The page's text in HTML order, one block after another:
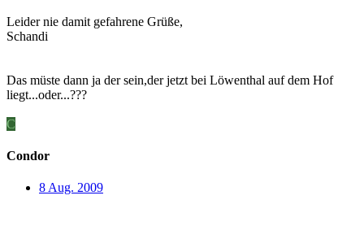
Leider nie damit gefahrene Grüße,
Schandi
Das müste dann ja der sein,der jetzt bei Löwenthal auf dem Hof
liegt...oder...???
C
Condor
8 Aug. 2009